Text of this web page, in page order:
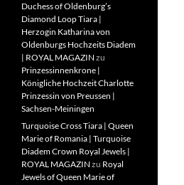
Duchess of Oldenburg’s
Diamond Loop Tiara |
Herzogin Katharina von
Oldenburgs Hochzeits Diadem
| ROYAL MAGAZIN zu
Prinzessinnenkrone |
Königliche Hochzeit Charlotte
Prinzessin von Preussen |
Sachsen-Meiningen
Turquoise Cross Tiara | Queen
Marie of Romania | Turquoise
Diadem Crown Royal Jewels |
ROYAL MAGAZIN zu Royal
Jewels of Queen Marie of